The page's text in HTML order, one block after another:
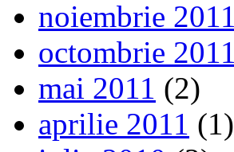
noiembrie 2011
octombrie 2011
mai 2011 (2)
aprilie 2011 (1)